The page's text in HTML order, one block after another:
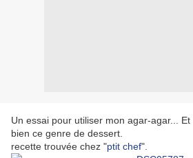
Un essai pour utiliser mon agar-agar...
bien ce genre de dessert.
recette trouvée chez "ptit chef".